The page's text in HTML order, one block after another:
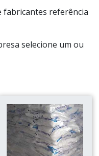
fabricantes referência
selecione um ou